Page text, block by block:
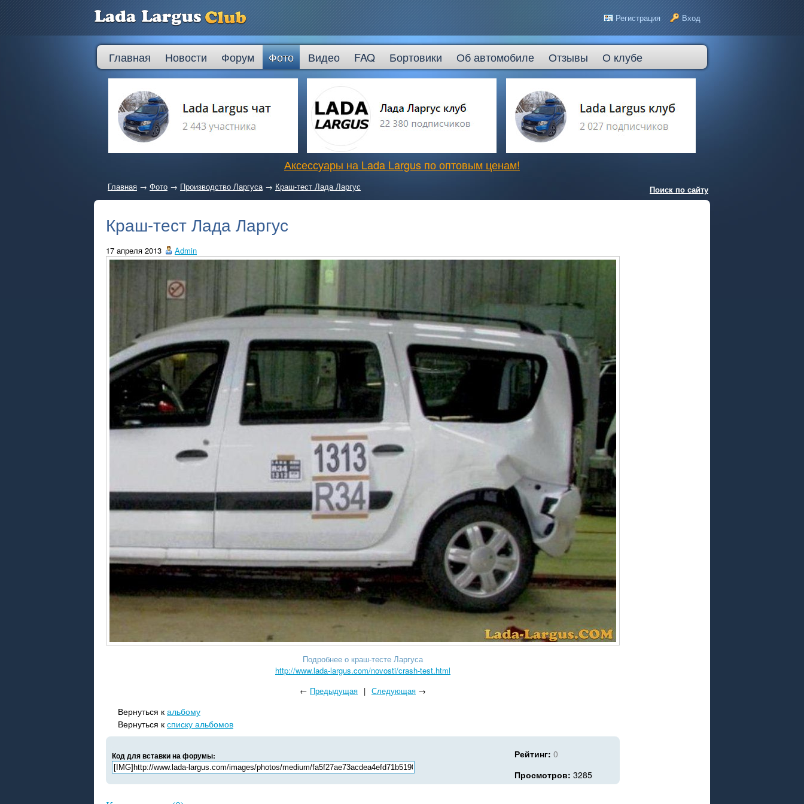
Регистрация Вход
Главная Новости Форум Фото Видео FAQ Бортовики Об автомобиле Отзывы О клубе
Аксессуары на Lada Largus по оптовым ценам!
Главная → Фото → Производство Ларгуса→ Краш-тест Лада Ларгус Поиск по сайту
Краш-тест Лада Ларгус
17 апреля 2013 Admin
Подробнее о краш-тесте Ларгуса
http://www.lada-largus.com/novosti/crash-test.html
← Предыдущая | Следующая →
Вернуться к альбому
Вернуться к списку альбомов
Код для вставки на форумы: Рейтинг: 0
Просмотров: 3285